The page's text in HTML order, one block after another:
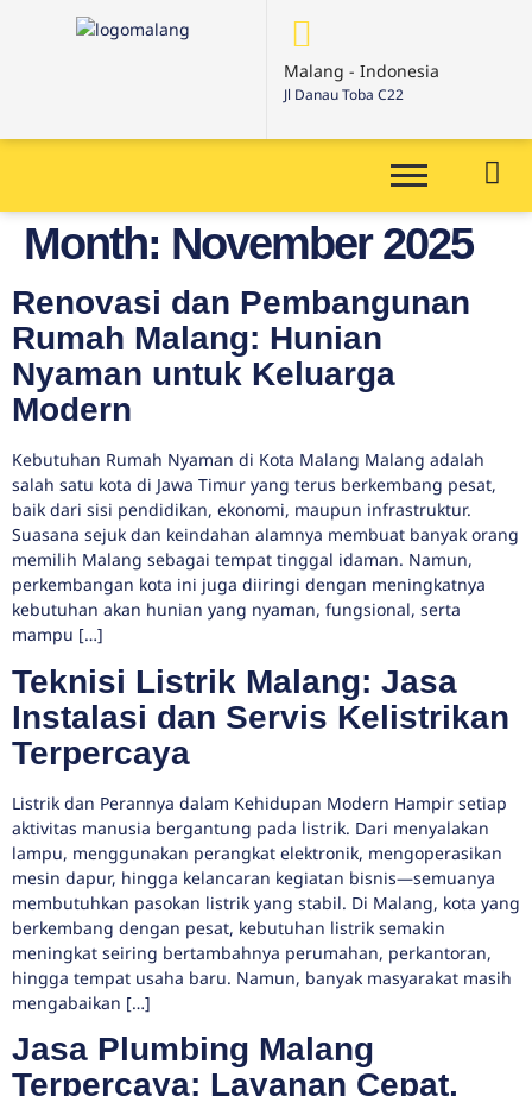
Malang - Indonesia
Jl Danau Toba C22
Month: November 2025
Renovasi dan Pembangunan
Rumah Malang: Hunian
Nyaman untuk Keluarga
Modern
Kebutuhan Rumah Nyaman di Kota Malang Malang adalah
salah satu kota di Jawa Timur yang terus berkembang pesat,
baik dari sisi pendidikan, ekonomi, maupun infrastruktur.
Suasana sejuk dan keindahan alamnya membuat banyak orang
memilih Malang sebagai tempat tinggal idaman. Namun,
perkembangan kota ini juga diiringi dengan meningkatnya
kebutuhan akan hunian yang nyaman, fungsional, serta
mampu […]
Teknisi Listrik Malang: Jasa
Instalasi dan Servis Kelistrikan
Terpercaya
Listrik dan Perannya dalam Kehidupan Modern Hampir setiap
aktivitas manusia bergantung pada listrik. Dari menyalakan
lampu, menggunakan perangkat elektronik, mengoperasikan
mesin dapur, hingga kelancaran kegiatan bisnis—semuanya
membutuhkan pasokan listrik yang stabil. Di Malang, kota yang
berkembang dengan pesat, kebutuhan listrik semakin
meningkat seiring bertambahnya perumahan, perkantoran,
hingga tempat usaha baru. Namun, banyak masyarakat masih
mengabaikan […]
Jasa Plumbing Malang
Terpercaya: Layanan Cepat,